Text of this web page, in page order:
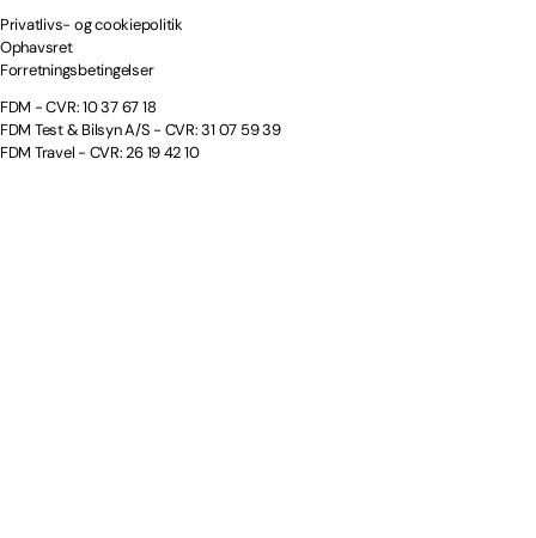
Privatlivs- og cookiepolitik
Ophavsret
Forretningsbetingelser
FDM - CVR: 10 37 67 18
FDM Test & Bilsyn A/S - CVR: 31 07 59 39
FDM Travel - CVR: 26 19 42 10